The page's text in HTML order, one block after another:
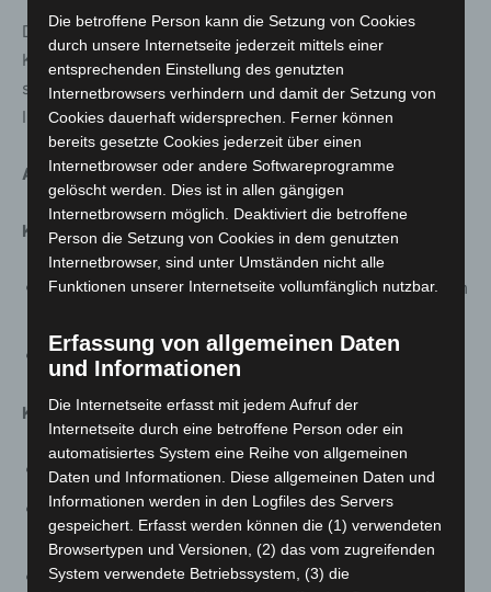
Da Kulturveranstaltungen / Kulturelle Angebote /
Kulturelle Bildung in Präsenz nicht möglich sind, werden
sie im Format „Kultur2Go“, digital oder als künstlerische
Intervention im öffentlichen Raum angeboten.
Analoge Angebote (outdoor)
Kultur2Go, zum Beispiel
an der Kulturleine vor dem Lister Turm, Kulturtüten am
IdeenGläser und InspiRATIONEN am STZ Ricklingen
Kultur im Stadtteil
Freilichtgalerie des KroKuS am Kronsberg
Künstler*innen-Projekt (artist in residence) am STZ
Ricklingen
Stadtteilspaziergänge (kleine ausgearbeitete Touren
Die betroffene Person kann die Setzung von Cookies
durch unsere Internetseite jederzeit mittels einer
entsprechenden Einstellung des genutzten
Internetbrowsers verhindern und damit der Setzung von
Cookies dauerhaft widersprechen. Ferner können
bereits gesetzte Cookies jederzeit über einen
Internetbrowser oder andere Softwareprogramme
gelöscht werden. Dies ist in allen gängigen
Internetbrowsern möglich. Deaktiviert die betroffene
Person die Setzung von Cookies in dem genutzten
Internetbrowser, sind unter Umständen nicht alle
Funktionen unserer Internetseite vollumfänglich nutzbar.
Erfassung von allgemeinen Daten
und Informationen
Die Internetseite erfasst mit jedem Aufruf der
Internetseite durch eine betroffene Person oder ein
automatisiertes System eine Reihe von allgemeinen
Daten und Informationen. Diese allgemeinen Daten und
Informationen werden in den Logfiles des Servers
gespeichert. Erfasst werden können die (1) verwendeten
Browsertypen und Versionen, (2) das vom zugreifenden
System verwendete Betriebssystem, (3) die